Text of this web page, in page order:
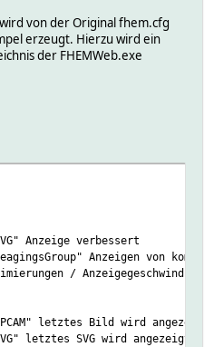
von der Original fhem.cfg
erzeugt. Hierzu wird ein
der FHEMWeb.exe
Anzeige verbessert
Anzeigen von komplexen
/
letztes Bild wird
SVG wird angezeigt, wenn